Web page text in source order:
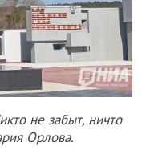
не забыт, ничто
Орлова.